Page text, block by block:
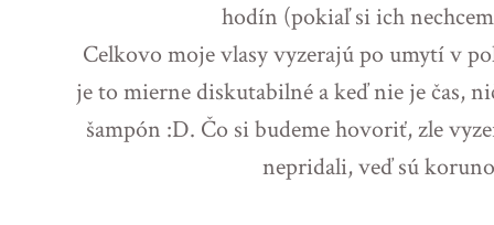
hodín (pokiaľ si ich
Celkovo moje vlasy vyzerajú po umytí v
je to mierne diskutabilné a keď nie je čas,
šampón :D. Čo si budeme hovoriť, zle
nepridali, veď sú